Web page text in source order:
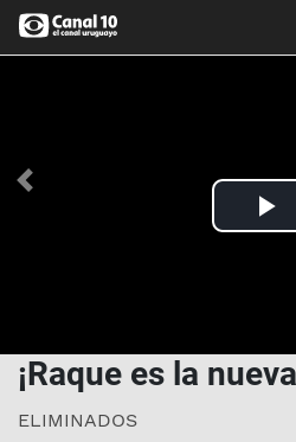
Anterior
¡Raque es la
ELIMINADOS